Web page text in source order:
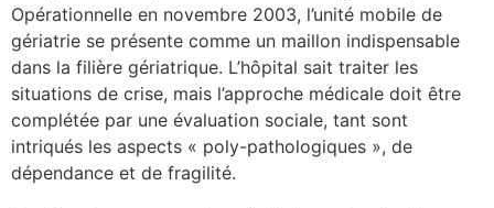
l’éditeur
un CHU
Opérationnelle en novembre 2003, l’unité mobile de
gériatrie se présente comme un maillon indispensable
dans la filière gériatrique. L’hôpital sait traiter les
situations de crise, mais l’approche médicale doit être
complétée par une évaluation sociale, tant sont
intriqués les aspects « poly-pathologiques », de
dépendance et de fragilité.